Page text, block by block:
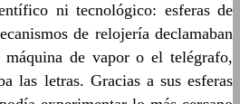
ni tecnológico: esferas de
de relojería declamaban
de vapor o el telégrafo,
las letras. Gracias a sus esferas